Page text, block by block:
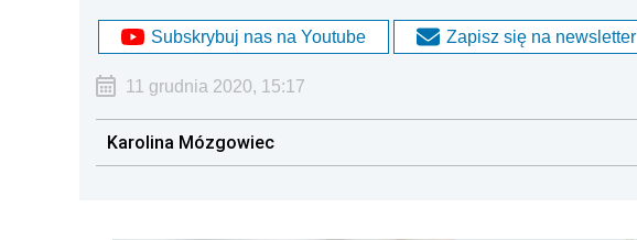
Subskrybuj nas na Youtube Zapisz się na newsletter
11 grudnia 2020, 15:17
Karolina Mózgowiec